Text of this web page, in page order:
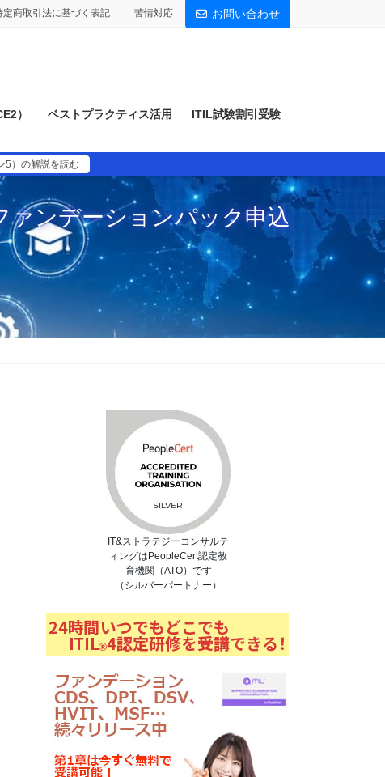
定商取引法に基づく表記 苦情対応 お問い合わせ
） ベストプラクティス活用 ITIL試験割引受験
5）の解説を読む
ァンデーションパック申込
IT&ストラテジーコンサルテ
ィングはPeopleCert認定教
育機関（ATO）です
（シルバーパートナー）